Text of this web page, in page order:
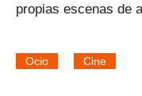
propias escenas de
Ocio Cine